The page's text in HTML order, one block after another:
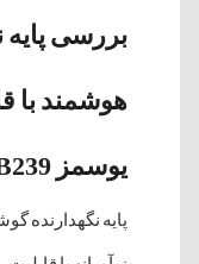
بررسی
هوشمند با
یوسمز US-ZB239